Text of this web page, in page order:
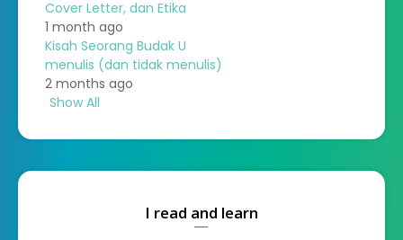
Cover Letter, dan Etika
1 month ago
Kisah Seorang Budak U
menulis (dan tidak menulis)
2 months ago
Show All
I read and learn